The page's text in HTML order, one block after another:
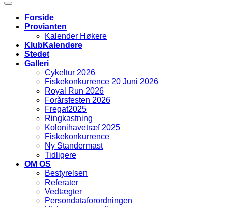
Forside
Provianten
Kalender Høkere
KlubKalendere
Stedet
Galleri
Cykeltur 2026
Fiskekonkurrence 20 Juni 2026
Royal Run 2026
Forårsfesten 2026
Fregat2025
Ringkastning
Kolonihavetræf 2025
Fiskekonkurrence
Ny Standermast
Tidligere
OM OS
Bestyrelsen
Referater
Vedtægter
Persondataforordningen